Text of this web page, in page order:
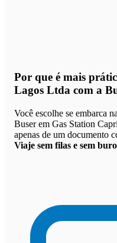
Por que é mais
Lagos Ltda com a
Você escolhe se embarca
Buser em Gas Station
apenas de um documento
Viaje sem filas e sem